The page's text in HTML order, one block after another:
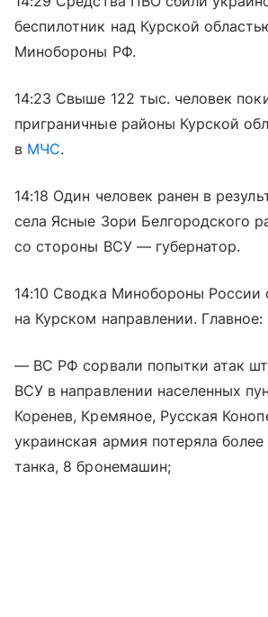
беспилотник над Курской
Минобороны РФ.
14:23 Свыше 122 тыс. человек
приграничные районы Курской
в МЧС.
14:18 Один человек ранен в
села Ясные Зори Белгородского
со стороны ВСУ — губернатор.
14:10 Сводка Минобороны России
на Курском направлении. Главное:
— ВС РФ сорвали попытки атак
ВСУ в направлении населенных
Коренев, Кремяное, Русская
украинская армия потеряла
танка, 8 бронемашин;